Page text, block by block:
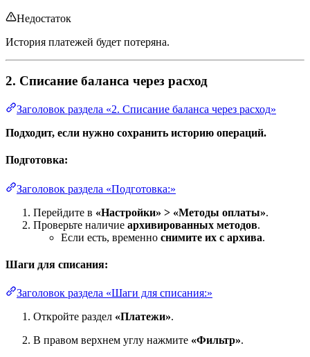
Недостаток
История платежей будет потеряна.
2. Списание баланса через расход
Заголовок раздела «2. Списание баланса через расход»
Подходит, если нужно сохранить историю операций.
Подготовка:
Заголовок раздела «Подготовка:»
Перейдите в «Настройки» > «Методы оплаты».
Проверьте наличие архивированных методов.
Если есть, временно снимите их с архива.
Шаги для списания:
Заголовок раздела «Шаги для списания:»
Откройте раздел «Платежи».
В правом верхнем углу нажмите «Фильтр».